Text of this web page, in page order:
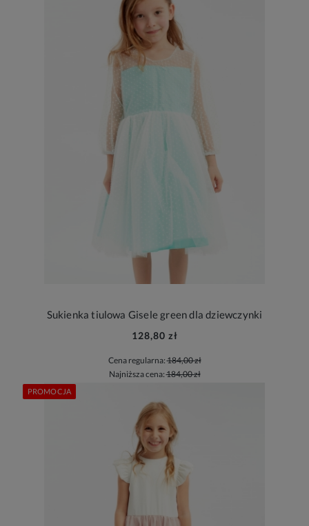
Sukienka tiulowa Gisele green dla dziewczynki
128,80 zł
Cena regularna:184,00 zł
Najniższa cena:184,00 zł
PROMOCJA